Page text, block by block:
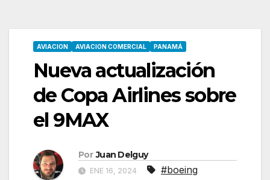
AVIACION AVIACION COMERCIAL PANAMÁ
Nueva actualización
de Copa Airlines sobre
el 9MAX
Por Juan Delguy
ENE 16, 2024 #boeing